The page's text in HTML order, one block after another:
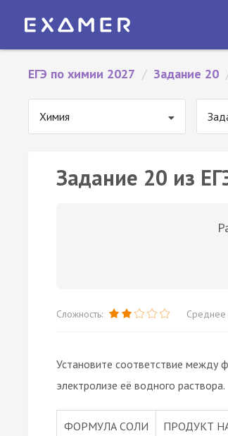
ЕГЭ по химии 2027 / Задание 20
Химия
Задание 20 из
Сложность:
Установите соответствие между
электролизе её водного раствора.
ФОРМУЛА СОЛИ ПРОДУКТ